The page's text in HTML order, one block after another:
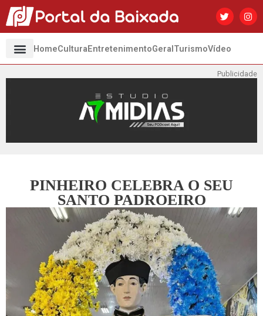
HomeCultura EntretenimentoGeral TurismoVídeo
Publicidade
PINHEIRO CELEBRA O SEU
SANTO PADROEIRO